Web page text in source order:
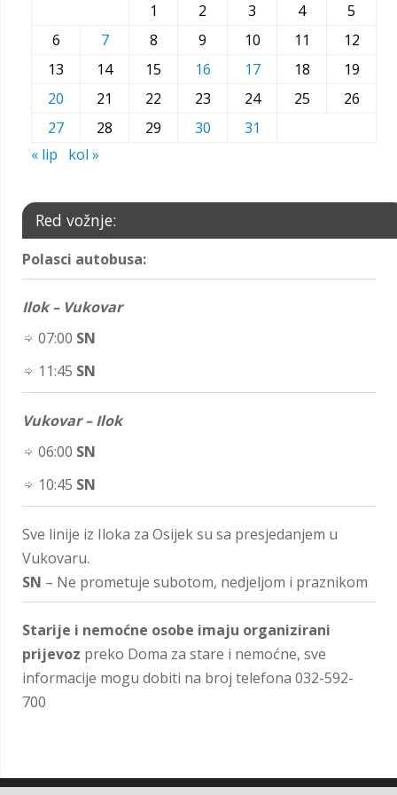
1 2 3 4
5
6
7 8 9 10 11
12
13
14 15 16 17 18
19
20
21 22 23 24 25
26
27
28 29 30
31
« lip
kol »
Red vožnje:
Polasci autobusa:
Ilok – Vukovar
07:00 SN
11:45 SN
Vukovar – Ilok
06:00 SN
10:45 SN
Sve linije iz Iloka za Osijek su sa presjedanjem u
Vukovaru.
SN – Ne prometuje subotom, nedjeljom i praznikom
Starije i nemoćne osobe imaju organizirani
prijevoz preko Doma za stare i nemoćne, sve
informacije mogu dobiti na broj telefona 032-592-
700